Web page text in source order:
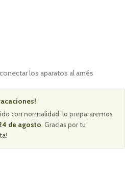
los aparatos al arnés
con normalidad: lo prepararemos
de agosto . Gracias por tu